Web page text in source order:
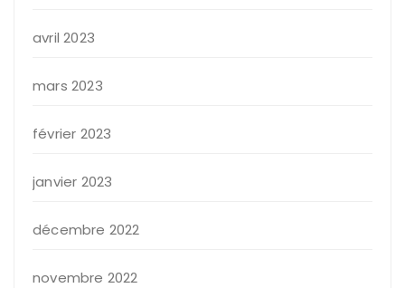
avril 2023
mars 2023
février 2023
janvier 2023
décembre 2022
novembre 2022